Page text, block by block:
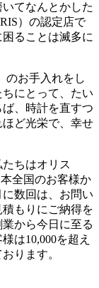
てなんとかした
）の認定店で
ることは滅多に
のお手入れをし
にとって、たい
、時計を直すつ
ど光栄で、幸せ
ちはオリス
全国のお客様か
数回は、お問い
もりにご納得を
から今日に至る
は10,000を超え
ります。